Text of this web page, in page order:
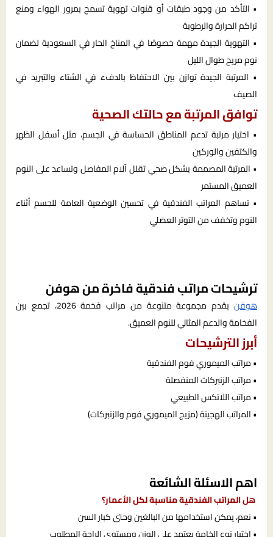
• التأكد من وجود طبقات أو قنوات تهوية تسمح بمرور الهواء ومنع
تراكم الحرارة والرطوبة
• التهوية الجيدة مهمة خصوصًا في المناخ الحار في السعودية لضمان
نوم مريح طوال الليل
• المرتبة الجيدة توازن بين الاحتفاظ بالدفء في الشتاء والتبريد في
الصيف
توافق المرتبة مع حالتك الصحية
• اختيار مرتبة تدعم المناطق الحساسة في الجسم، مثل أسفل الظهر
والكتفين والوركين
• المرتبة المصممة بشكل صحي تقلل آلام المفاصل وتساعد على النوم
العميق المستمر
• تساهم المراتب الفندقية في تحسين الوضعية العامة للجسم أثناء
النوم وتخفف من التوتر العضلي
ترشيحات مراتب فندقية فاخرة من هوفن
هوفن
يقدم مجموعة متنوعة من مراتب فخمة 2026، تجمع بين
الفخامة والدعم المثالي للنوم العميق.
أبرز الترشيحات
• مراتب الميموري فوم الفندقية
• مراتب الزنبركات المنفصلة
• مراتب اللاتكس الطبيعي
• المراتب الهجينة (مزيج الميموري فوم والزنبركات)
اهم الاسئلة الشائعة
هل المراتب الفندقية مناسبة لكل الأعمار؟
• نعم، يمكن استخدامها من البالغين وحتى كبار السن